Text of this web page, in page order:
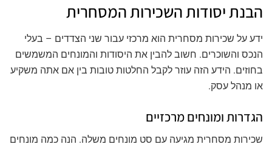
הבנת יסודות השכירות המסחרית
ידע על שכירות מסחרית הוא מרכזי עבור שני הצדדים – בעלי
הנכס והשוכרים. חשוב להבין את היסודות והמונחים המשמשים
בחוזים. הידע הזה עוזר לקבל החלטות טובות בין אם אתה משקיע
או מנהל עסק.
הגדרות ומונחים מרכזיים
שכירות מסחרית מגיעה עם סט מונחים משלה. הנה כמה מונחים